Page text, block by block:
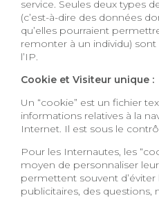
service. Seules deux types
(c’est-à-dire des données
qu’elles pourraient
remonter à un individu)
l’IP.
Cookie et Visiteur unique :
Un “cookie” est un fichier
informations relatives à la
Internet. Il est sous le
Pour les Internautes, les
moyen de personnaliser
permettent souvent
publicitaires, des questions,